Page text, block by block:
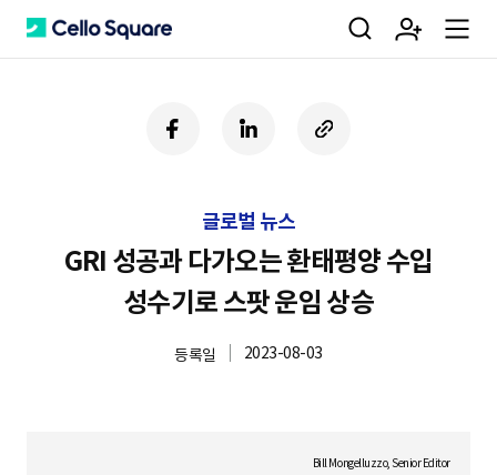
C 검 회 m
페
이
크
U
R
하
기
글로벌 뉴스
GRI 성공과 다가오는 환태평양 수입
성수기로 스팟 운임 상승
등록일 2023-08-03
Bill Mongelluzzo, Senior Editor